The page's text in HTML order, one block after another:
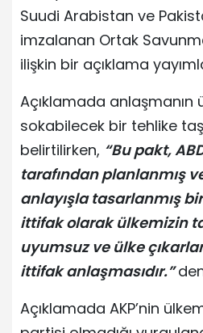
Suudi Arabistan ve
imzalanan Ortak
ilişkin bir açıklama
Açıklamada anlaşmanın
sokabilecek bir tehlike
belirtilirken, “Bu pakt,
tarafından planlanmış
anlayışla tasarlanmış
ittifak olarak ülkemizin
uyumsuz ve ülke
ittifak anlaşmasıdır.”
Açıklamada AKP’nin